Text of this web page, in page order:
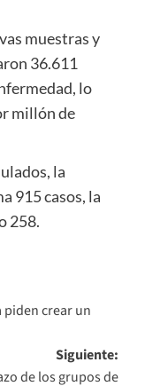
muestras y
36.611
lo
millón de
la
915 casos, la
258.
piden crear un
Siguiente:
de los grupos de